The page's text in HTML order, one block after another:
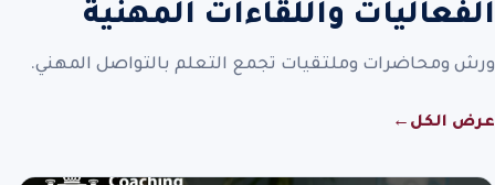
الفعاليات واللقاءات المهنية
ورش ومحاضرات وملتقيات تجمع التعلم بالتواصل المهني.
عرض الكل ←